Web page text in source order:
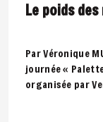
Le poids
Par Véronique
journée «
organisée par